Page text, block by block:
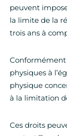
peuvent
la limite de la
trois ans à
Conformément
physiques à
physique
à la limitation
Ces droits